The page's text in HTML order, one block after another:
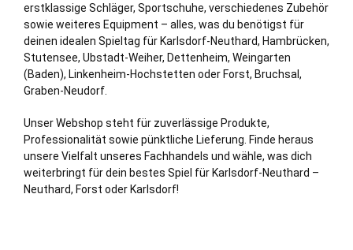
erstklassige Schläger, Sportschuhe, verschiedenes Zubehör
sowie weiteres Equipment – alles, was du benötigst für
deinen idealen Spieltag für Karlsdorf-Neuthard, Hambrücken,
Stutensee, Ubstadt-Weiher, Dettenheim, Weingarten
(Baden), Linkenheim-Hochstetten oder Forst, Bruchsal ,
Graben-Neudorf
Unser Webshop steht für zuverlässige Produkte,
Professionalität sowie pünktliche Lieferung. Finde heraus
unsere Vielfalt unseres Fachhandels und wähle, was dich
weiterbringt für dein bestes Spiel für Karlsdorf-Neuthard –
Neuthard, Forst oder Karlsdorf!